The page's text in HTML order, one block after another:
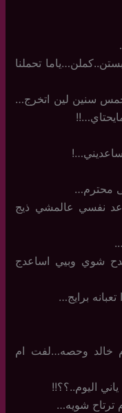
تحملنا
سنين لين اتخرج…
محترم…
نفسي عالمشي ذيج
شوي وبيي اساعدج
برايج…
خالد وحصه…لفت ام
اليوم..؟؟!!
ترتاح شويه…